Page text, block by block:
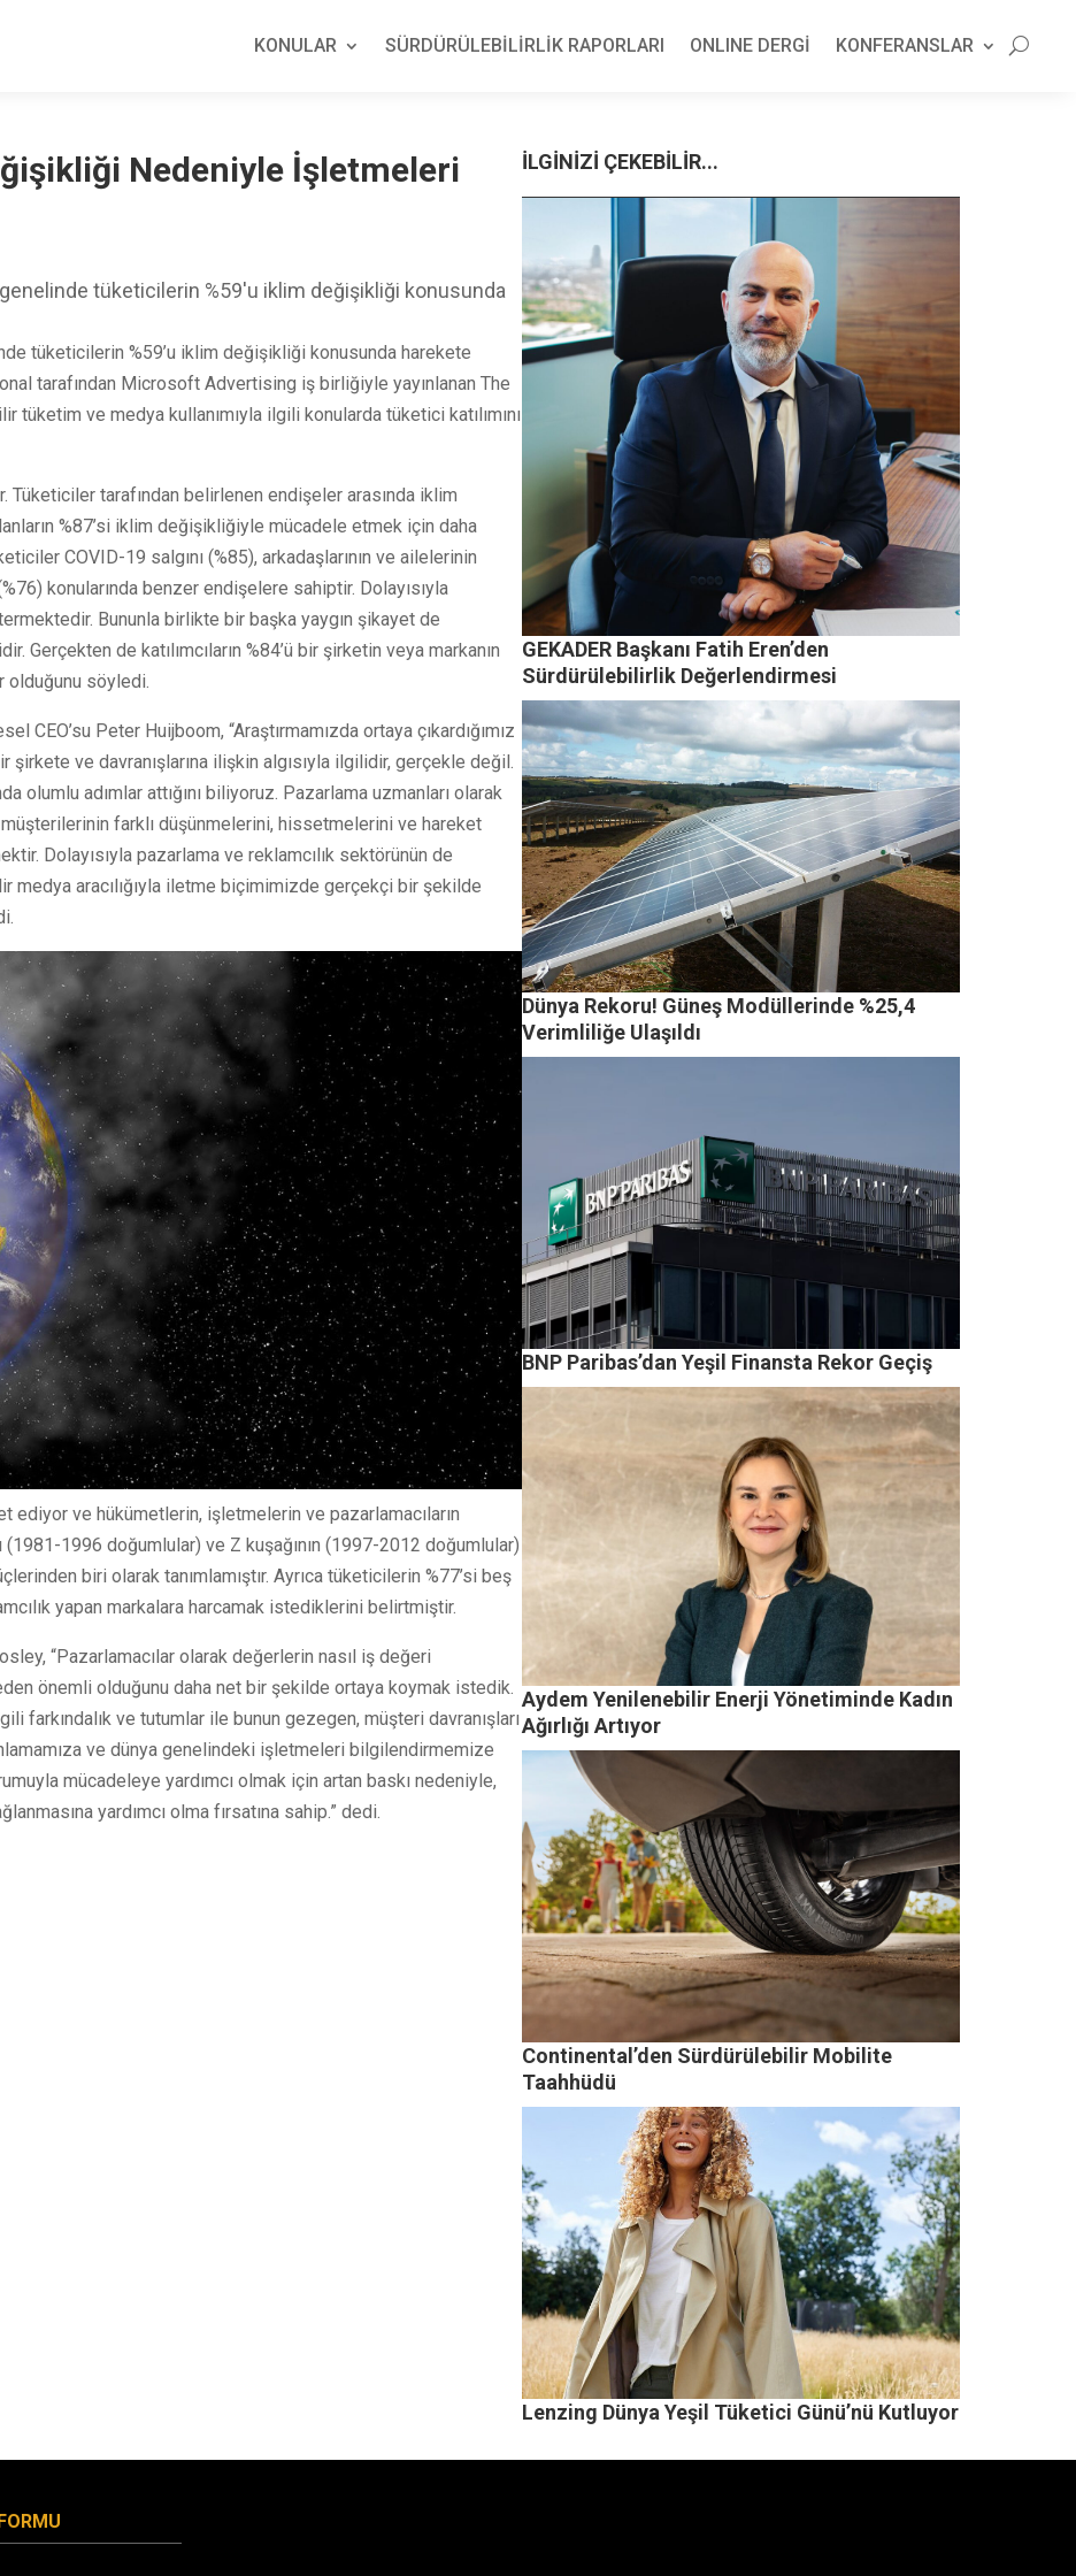
KONULAR SÜRDÜRÜLEBİLİRLİK RAPORLARI ONLINE DERGİ KONFERANSLAR
Nedeniyle İşletmeleri
tüketicilerin %59'u iklim değişikliği konusunda
tüketicilerin %59’u iklim değişikliği konusunda harekete
tarafından Microsoft Advertising iş birliğiyle yayınlanan The
tüketim ve medya kullanımıyla ilgili konularda tüketici katılımını
Tüketiciler tarafından belirlenen endişeler arasında iklim
%87’si iklim değişikliğiyle mücadele etmek için daha
COVID-19 salgını (%85), arkadaşlarının ve ailelerinin
konularında benzer endişelere sahiptir. Dolayısıyla
Bununla birlikte bir başka yaygın şikayet de
de katılımcıların %84’ü bir şirketin veya markanın
olduğunu söyledi.
Peter Huijboom, “Araştırmamızda ortaya çıkardığımız
ve davranışlarına ilişkin algısıyla ilgilidir, gerçekle değil.
olumlu adımlar attığını biliyoruz. Pazarlama uzmanları olarak
farklı düşünmelerini, hissetmelerini ve hareket
Dolayısıyla pazarlama ve reklamcılık sektörünün de
medya aracılığıyla iletme biçimimizde gerçekçi bir şekilde
ediyor ve hükümetlerin, işletmelerin ve pazarlamacıların
(1981-1996 doğumlular) ve Z kuşağının (1997-2012 doğumlular)
biri olarak tanımlamıştır. Ayrıca tüketicilerin %77’si beş
yapan markalara harcamak istediklerini belirtmiştir.
“Pazarlamacılar olarak değerlerin nasıl iş değeri
önemli olduğunu daha net bir şekilde ortaya koymak istedik.
farkındalık ve tutumlar ile bunun gezegen, müşteri davranışları
ve dünya genelindeki işletmeleri bilgilendirmemize
mücadeleye yardımcı olmak için artan baskı nedeniyle,
yardımcı olma fırsatına sahip.” dedi.
İLGİNİZİ ÇEKEBİLİR...
GEKADER Başkanı Fatih Eren’den
Sürdürülebilirlik Değerlendirmesi
Dünya Rekoru! Güneş Modüllerinde %25,4
Verimliliğe Ulaşıldı
BNP Paribas’dan Yeşil Finansta Rekor Geçiş
Aydem Yenilenebilir Enerji Yönetiminde Kadın
Ağırlığı Artıyor
Continental’den Sürdürülebilir Mobilite
Taahhüdü
Lenzing Dünya Yeşil Tüketici Günü’nü Kutluyor